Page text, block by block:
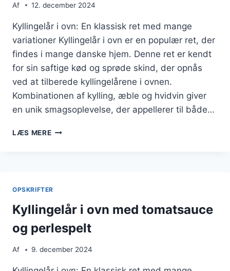
Af 12. december 2024
Kyllingelår i ovn: En klassisk ret med mange
variationer Kyllingelår i ovn er en populær ret, der
findes i mange danske hjem. Denne ret er kendt
for sin saftige kød og sprøde skind, der opnås
ved at tilberede kyllingelårene i ovnen.
Kombinationen af kylling, æble og hvidvin giver
en unik smagsoplevelse, der appellerer til både…
LÆS MEREKYLLINGELÅR
OPSKRIFTER
Kyllingelår i ovn med tomatsauce
og perlespelt
Af 9. december 2024